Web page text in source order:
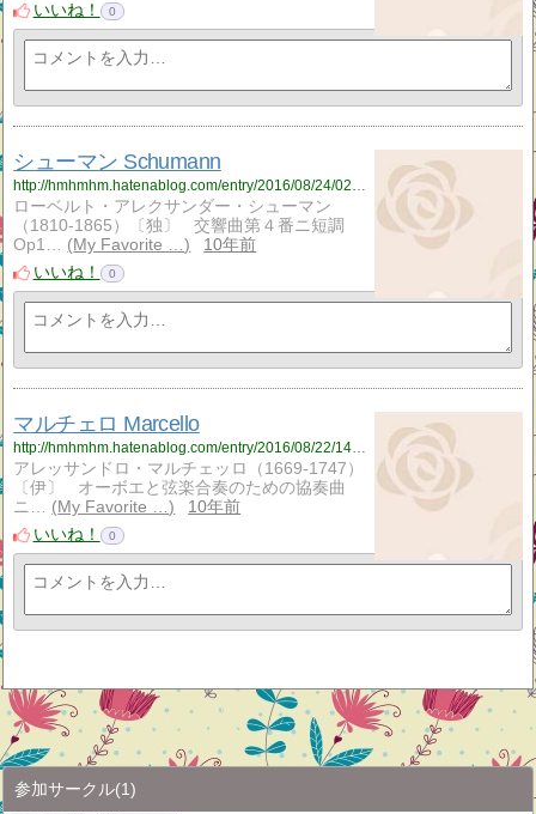
いいね！
0
シューマン Schumann
http://hmhmhm.hatenablog.com/entry/2016/08/24/022824
ローベルト・アレクサンダー・シューマン
（1810-1865）〔独〕 交響曲第４番ニ短調
Op1…
My Favorite …
10年前
いいね！
0
マルチェロ Marcello
http://hmhmhm.hatenablog.com/entry/2016/08/22/143238
アレッサンドロ・マルチェッロ（1669-1747）
〔伊〕 オーボエと弦楽合奏のための協奏曲
ニ…
My Favorite …
10年前
いいね！
0
参加サークル(1)